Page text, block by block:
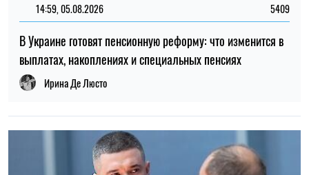
14:59, 05.08.2026 5409
В Украине готовят пенсионную реформу: что изменится в
выплатах, накоплениях и специальных пенсиях
Ирина Де Люсто